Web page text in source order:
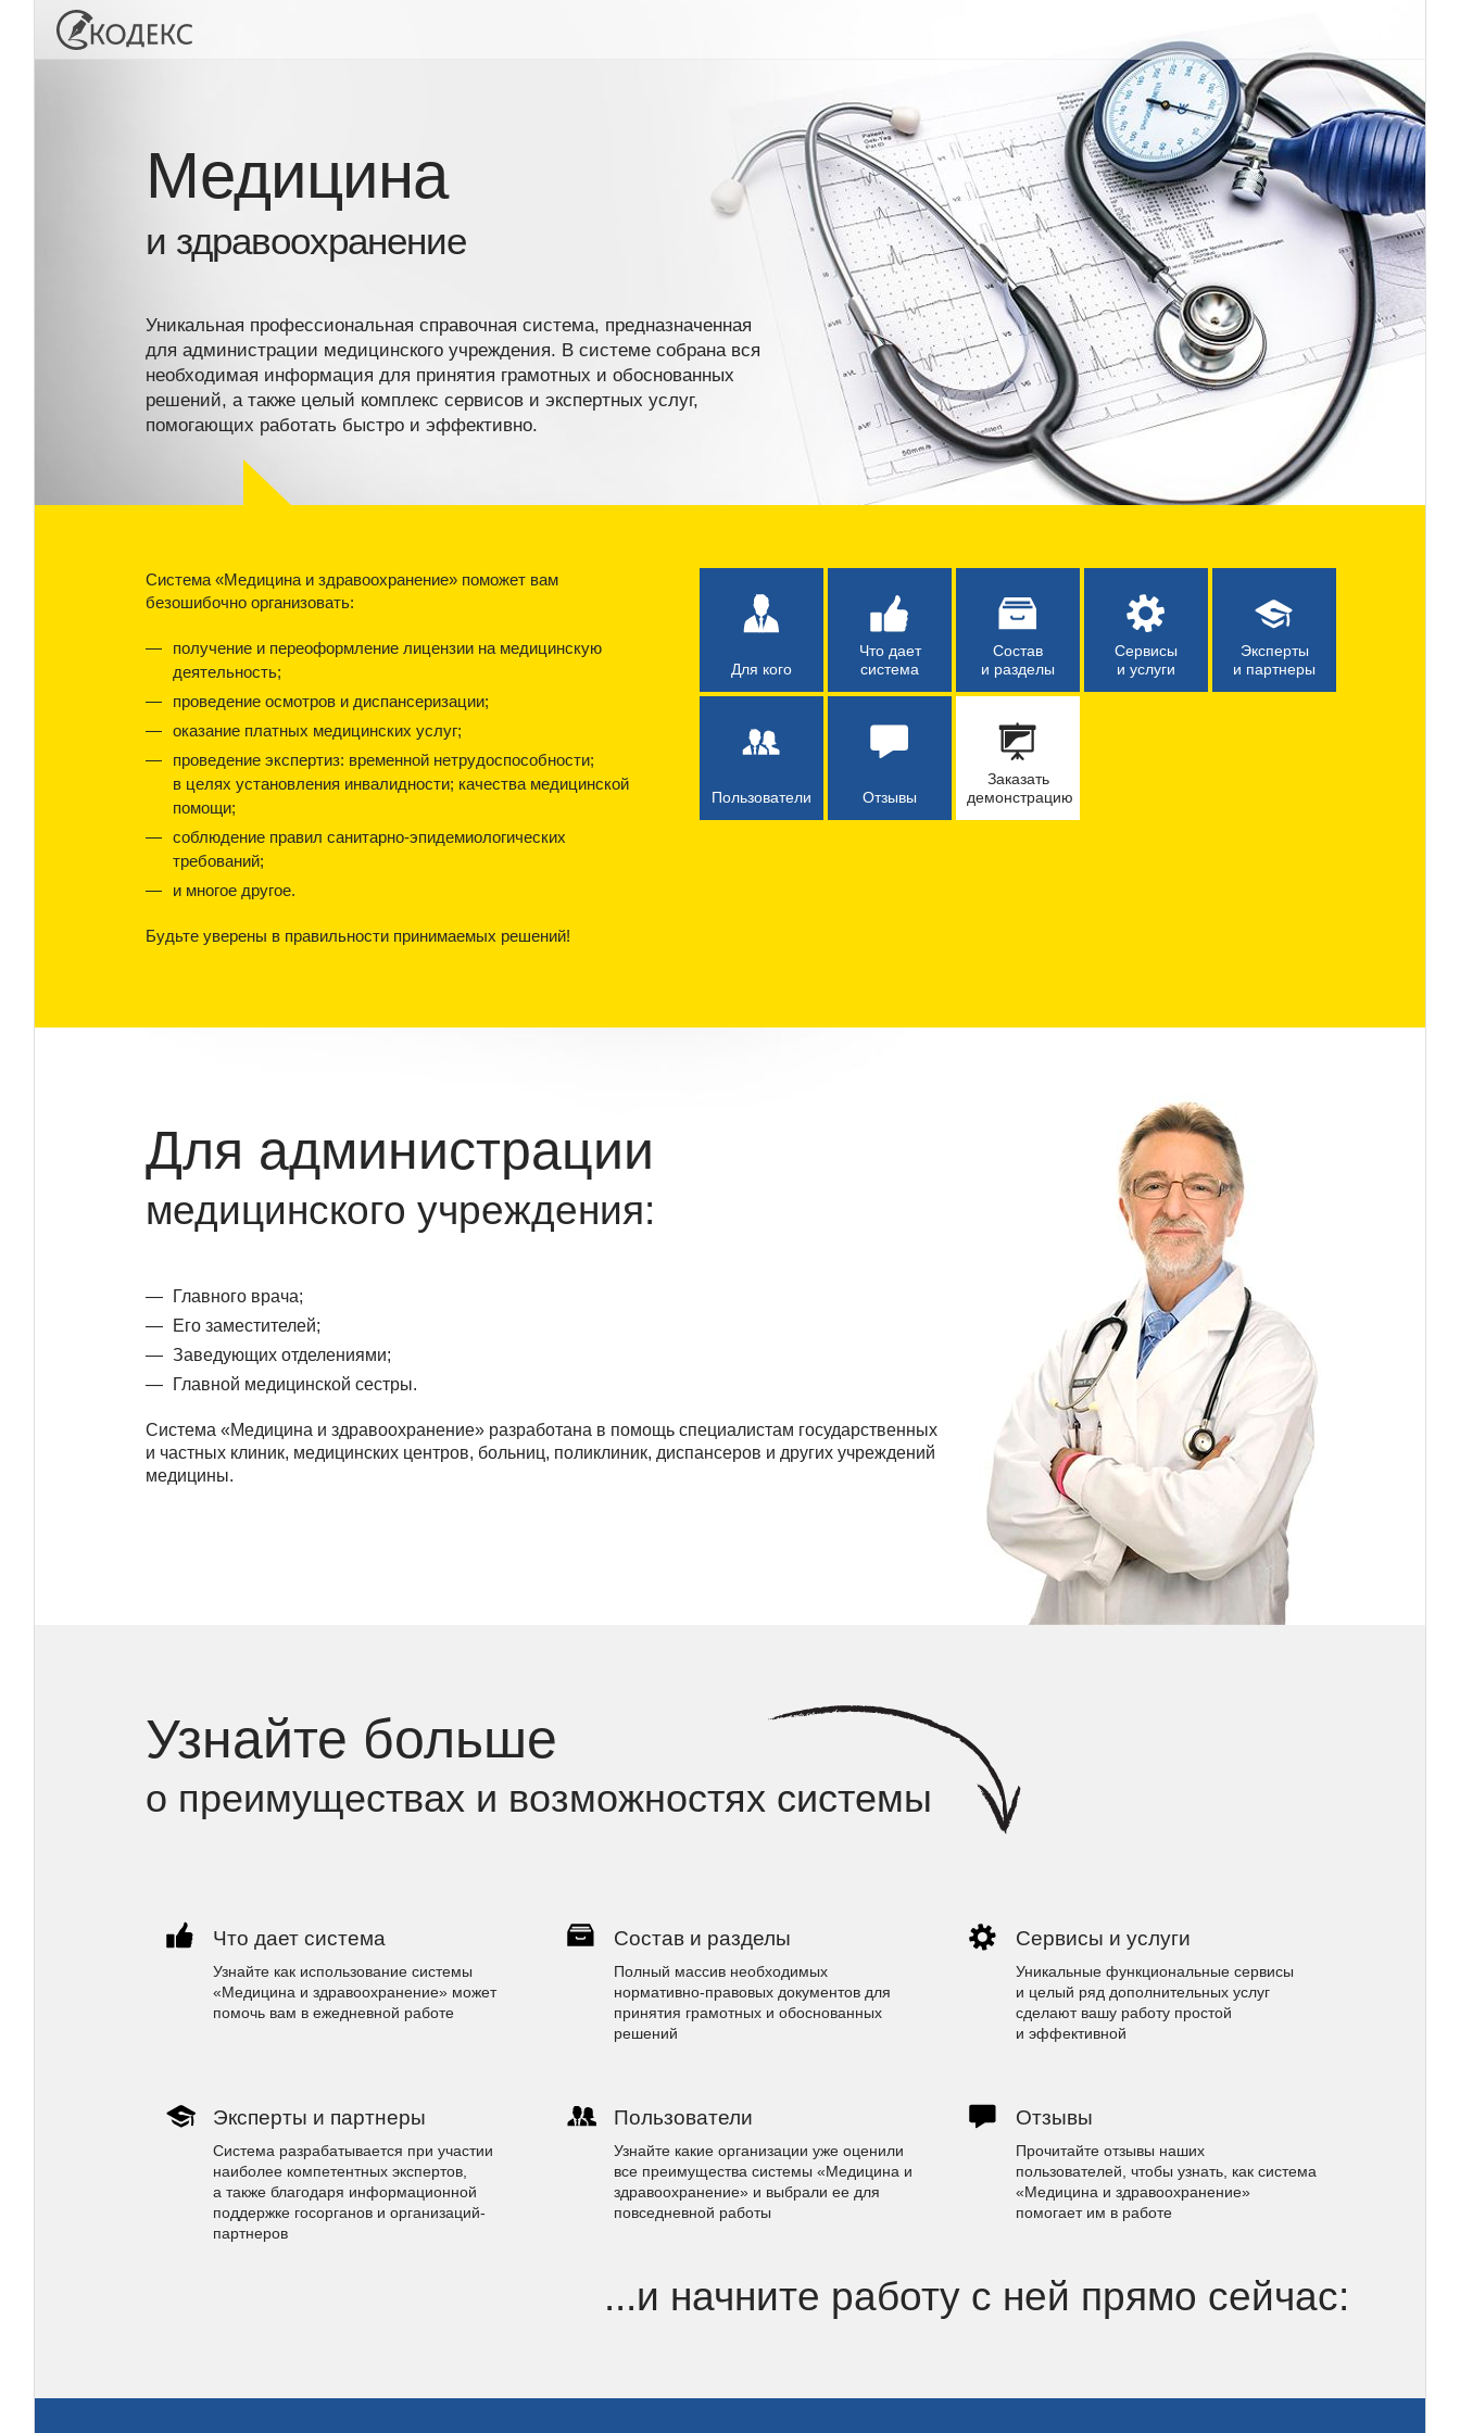
Медицина
и здравоохранение
Уникальная профессиональная справочная система, предназначенная
для администрации медицинского учреждения. В системе собрана вся
необходимая информация для принятия грамотных и обоснованных
решений, а также целый комплекс сервисов и экспертных услуг,
помогающих работать быстро и эффективно.
Система «Медицина и здравоохранение» поможет вам
безошибочно организовать:
получение и переоформление лицензии на медицинскую
деятельность;
проведение осмотров и диспансеризации;
оказание платных медицинских услуг;
проведение экспертиз: временной нетрудоспособности;
в целях установления инвалидности; качества медицинской
помощи;
соблюдение правил санитарно-эпидемиологических
требований;
и многое другое.
Будьте уверены в правильности принимаемых решений!
Для кого
Что дает
система
Состав
и разделы
Сервисы
и услуги
Эксперты
и партнеры
Пользователи Отзывы
Заказать
демонстрацию
Для администрации
медицинского учреждения:
Главного врача;
Его заместителей;
Заведующих отделениями;
Главной медицинской сестры.
Система «Медицина и здравоохранение» разработана в помощь специалистам государственных
и частных клиник, медицинских центров, больниц, поликлиник, диспансеров и других учреждений
медицины.
Узнайте больше
о преимуществах и возможностях системы
Что дает система
Узнайте как использование системы
«Медицина и здравоохранение» может
помочь вам в ежедневной работе
Состав и разделы
Полный массив необходимых
нормативно-правовых документов для
принятия грамотных и обоснованных
решений
Сервисы и услуги
Уникальные функциональные сервисы
и целый ряд дополнительных услуг
сделают вашу работу простой
и эффективной
Эксперты и партнеры
Система разрабатывается при участии
наиболее компетентных экспертов,
а также благодаря информационной
поддержке госорганов и организаций-
партнеров
Пользователи
Узнайте какие организации уже оценили
все преимущества системы «Медицина и
здравоохранение» и выбрали ее для
повседневной работы
Отзывы
Прочитайте отзывы наших
пользователей, чтобы узнать, как система
«Медицина и здравоохранение»
помогает им в работе
...и начните работу с ней прямо сейчас: